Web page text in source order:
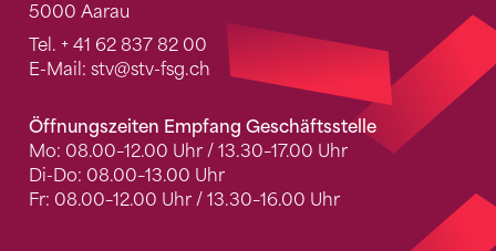
5000 Aarau
Tel. + 41 62 837 82 00
E-Mail: stv@stv-fsg.ch
Öffnungszeiten Empfang Geschäftsstelle
Mo: 08.00–12.00 Uhr / 13.30–17.00 Uhr
Di-Do: 08.00–13.00 Uhr
Fr: 08.00–12.00 Uhr / 13.30–16.00 Uhr